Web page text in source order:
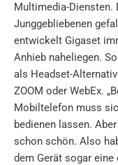
Multimedia-Diensten.
Junggebliebenen
entwickelt Gigaset
Anhieb naheliegen.
als Headset-
ZOOM oder WebEx.
Mobiltelefon muss
bedienen lassen.
schon schön. Also
dem Gerät sogar eine